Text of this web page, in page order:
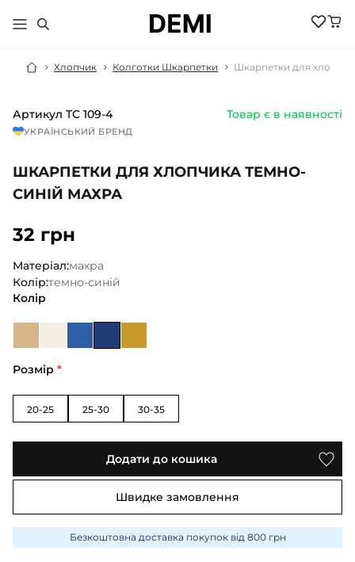
Хлопчик Колготки Шкарпетки Шкарпетки для
Артикул TC 109-4 Товар є в наявності
УКРАЇНСЬКИЙ БРЕНД
ШКАРПЕТКИ ДЛЯ ХЛОПЧИКА ТЕМНО-
СИНІЙ МАХРА
32 грн
Матеріал:махра
Колір:темно-синій
Колір
Розмір *
20-25 25-30 30-35
Додати до кошика
Швидке замовлення
Безкоштовна доставка покупок від 800 грн
МАЛЮКАМ
НОВИНКИ
РОЗПРОДАЖ
АКСЕСУАРИ
БІЛИЗНА ПІЖАМИ
БОДІ ПІСОЧНИКИ
ЖИЛЕТИ
КОЛГОТКИ
КОМБІНЕЗОНИ
КОФТИНКИ
ПЕЛЮШКА-КОКОН
З ШАПОЧКОЮ
НОВИНКИ
БІЛИЗНА
БОМБЕРИ КУРТКИ
ВЕЛОСИПЕДКИ
КОЛГОТКИ
ШКАРПЕТКИ
КОСТЮМИ
КОМПЛЕКТИ
ЛОНГСЛІВИ
ЛОСИНИ
СУКНІ
РОЗПРОДАЖ
БІЛИЗНА
ГОЛЬФИ
КОМПЛЕКТИ
КУРТКИ
БОМБЕРИ
ТЕРМОБІЛИЗНА
ХУДІ ЛОНГСЛІВИ
СВІТШОТИ
ЖІНКИ
БІЛИЗНА
ПІЖАМИ
КОМПЛЕКТИ
ФУТБОЛКИ
СЛІДИ